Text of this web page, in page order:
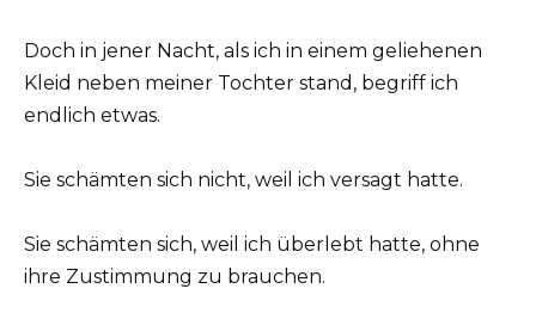
Doch in jener Nacht, als ich in einem geliehenen
Kleid neben meiner Tochter stand, begriff ich
endlich etwas.
Sie schämten sich nicht, weil ich versagt hatte.
Sie schämten sich, weil ich überlebt hatte, ohne
ihre Zustimmung zu brauchen.